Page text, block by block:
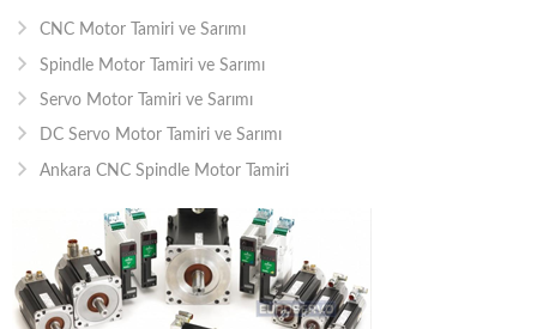
CNC Motor Tamiri ve Sarımı
Spindle Motor Tamiri ve Sarımı
Servo Motor Tamiri ve Sarımı
DC Servo Motor Tamiri ve Sarımı
Ankara CNC Spindle Motor Tamiri